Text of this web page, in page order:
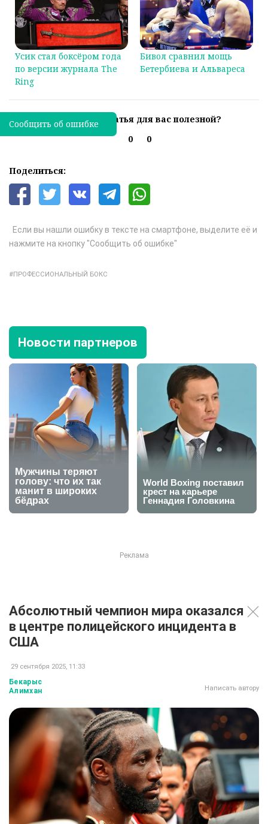
Усик стал боксёром года
по версии журнала The
Ring
Бивол сравнил мощь
Бетербиева и Альвареса
Была ли эта статья для вас полезной?
0
0
Поделиться:
Если вы нашли ошибку в тексте на смартфоне, выделите её и
нажмите на кнопку "Сообщить об ошибке"
ПРОФЕССИОНАЛЬНЫЙ БОКС
Сообщить об ошибке
Новости партнеров
Абсолютный чемпион мира оказался
в центре полицейского инцидента в
США
29 сентября 2025, 11:33
Бекарыс
Алимхан
Написать автору